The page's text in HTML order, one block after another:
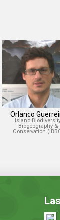
Orlando
Island
Biogeography &
Conservation